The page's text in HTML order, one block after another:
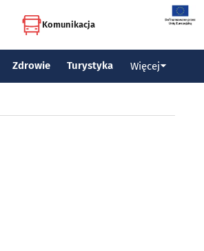
Komunikacja
Zdrowie Turystyka Więcej